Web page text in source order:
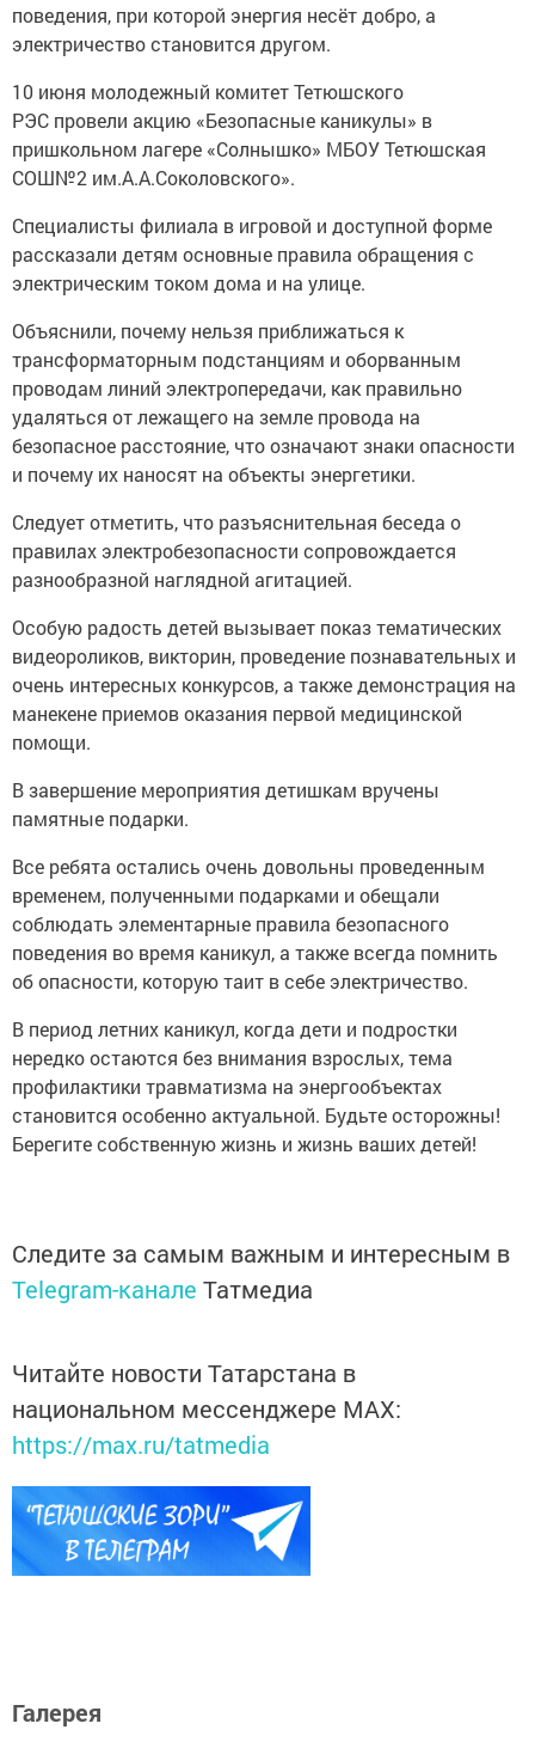
поведения, при которой энергия несёт добро, а
электричество становится другом.
10 июня молодежный комитет Тетюшского
РЭС провели акцию «Безопасные каникулы» в
пришкольном лагере «Солнышко» МБОУ Тетюшская
СОШ№2 им.А.А.Соколовского».
Специалисты филиала в игровой и доступной форме
рассказали детям основные правила обращения с
электрическим током дома и на улице.
Объяснили, почему нельзя приближаться к
трансформаторным подстанциям и оборванным
проводам линий электропередачи, как правильно
удаляться от лежащего на земле провода на
безопасное расстояние, что означают знаки опасности
и почему их наносят на объекты энергетики.
Следует отметить, что разъяснительная беседа о
правилах электробезопасности сопровождается
разнообразной наглядной агитацией.
Особую радость детей вызывает показ тематических
видеороликов, викторин, проведение познавательных и
очень интересных конкурсов, а также демонстрация на
манекене приемов оказания первой медицинской
помощи.
В завершение мероприятия детишкам вручены
памятные подарки.
Все ребята остались очень довольны проведенным
временем, полученными подарками и обещали
соблюдать элементарные правила безопасного
поведения во время каникул, а также всегда помнить
об опасности, которую таит в себе электричество.
В период летних каникул, когда дети и подростки
нередко остаются без внимания взрослых, тема
профилактики травматизма на энергообъектах
становится особенно актуальной. Будьте осторожны!
Берегите собственную жизнь и жизнь ваших детей!
Следите за самым важным и интересным в
Telegram-канале Татмедиа
Читайте новости Татарстана в
национальном мессенджере MАХ:
https://max.ru/tatmedia
Галерея